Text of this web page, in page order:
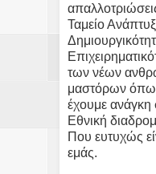
Ταμείο
των νέων
μαστόρων
έχουμε ανάγκη
Εθνική
Που ευτυχώς
εμάς.